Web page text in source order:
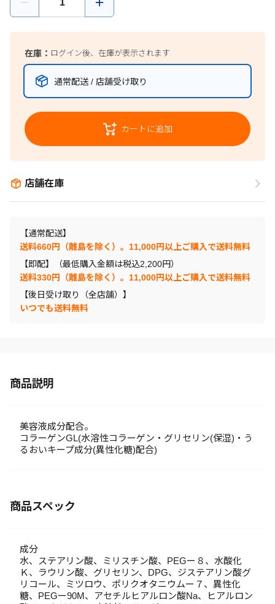
在庫： ログイン後、在庫が表示されます
通常配送 / 店舗受け取り
カートに追加
店舗在庫
【通常配送】
送料660円（離島を除く）。11,000円以上ご購入で送料無料
【即配】（最低購入金額は税込2,200円）
送料330円（離島を除く）。11,000円以上ご購入で送料無料
【後日受け取り（全店舗）】
いつでも送料無料
商品説明
美容液成分配合。
コラーゲンGL(水溶性コラーゲン・グリセリン(保湿)・う
るおいキープ成分(異性化糖)配合)
商品スペック
成分
水、ステアリン酸、ミリスチン酸、PEGー８、水酸化
Ｋ、ラウリン酸、グリセリン、DPG、ジステアリン酸グ
リコール、ミツロウ、ポリクオタニウムー７、異性化
糖、PEGー90M、アセチルヒアルロン酸Na、ヒアルロン